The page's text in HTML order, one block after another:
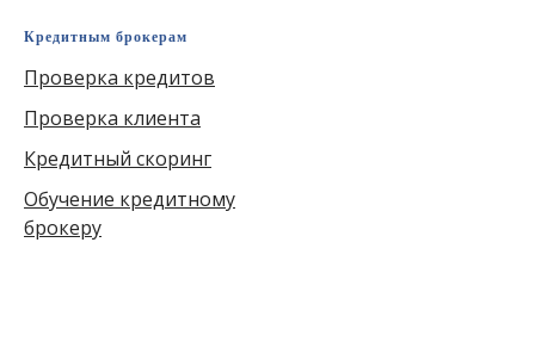
Кредитным брокерам
Проверка кредитов
Проверка клиента
Кредитный скоринг
Обучение кредитному
брокеру